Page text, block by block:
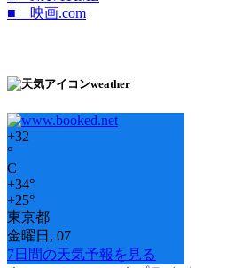
■ 映画.com
weather
+32
°
C
+34°
+25°
東京都
金曜日, 07
7日間の天気予報を見る